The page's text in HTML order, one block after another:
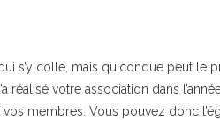
s’y colle, mais quiconque peut le
réalisé votre association dans
vos membres. Vous pouvez donc